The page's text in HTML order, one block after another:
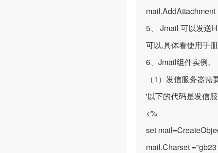
5、 Jmail 可以发送
可以,具体看使用手
6、Jmail组件实例。
（1）发信服务器需
'以下的代码是发信
<%
set
mail.Charset